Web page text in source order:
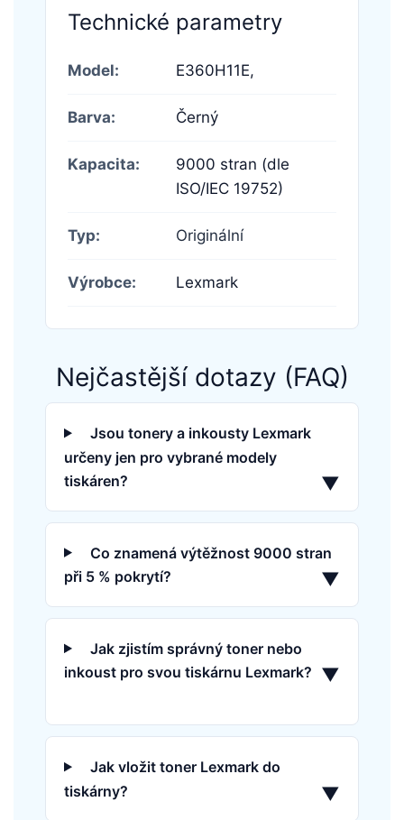
Technické parametry
Model: E360H11E,
Barva: Černý
Kapacita:
9000 stran (dle
ISO/IEC 19752)
Typ: Originální
Výrobce: Lexmark
Nejčastější dotazy (FAQ)
Jsou tonery a inkousty Lexmark
určeny jen pro vybrané modely
tiskáren?
▼
Co znamená výtěžnost 9000 stran
při 5 % pokrytí?
▼
Jak zjistím správný toner nebo
inkoust pro svou tiskárnu Lexmark? ▼
Jak vložit toner Lexmark do
tiskárny?
▼